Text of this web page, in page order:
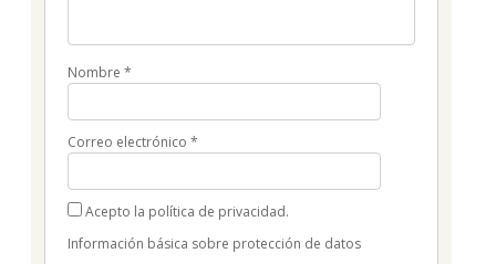
Nombre *
Correo electrónico *
Acepto la política de privacidad.
Información básica sobre protección de datos